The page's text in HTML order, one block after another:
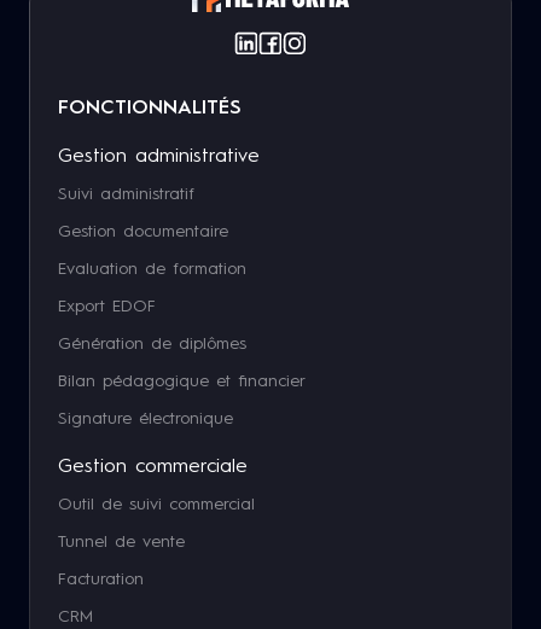
FONCTIONNALITÉS
Gestion administrative
Suivi administratif
Gestion documentaire
Evaluation de formation
Export EDOF
Génération de diplômes
Bilan pédagogique et financier
Signature électronique
Gestion commerciale
Outil de suivi commercial
Tunnel de vente
Facturation
CRM